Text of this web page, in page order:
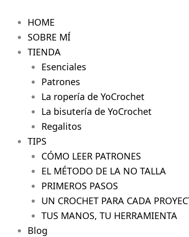
contenido
HOME
SOBRE MÍ
TIENDA
Esenciales
Patrones
La ropería de YoCrochet
La bisutería de YoCrochet
Regalitos
TIPS
CÓMO LEER PATRONES
EL MÉTODO DE LA NO TALLA
PRIMEROS PASOS
UN CROCHET PARA CADA
TUS MANOS, TU HERRAMIENTA
Blog
Mí
YC